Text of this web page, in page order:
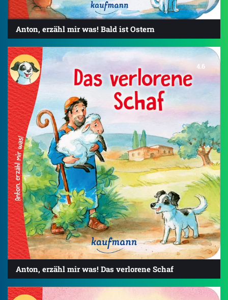
Anton, erzähl mir was! Bald ist Ostern
4.6
Anton, erzähl mir was! Das verlorene Schaf